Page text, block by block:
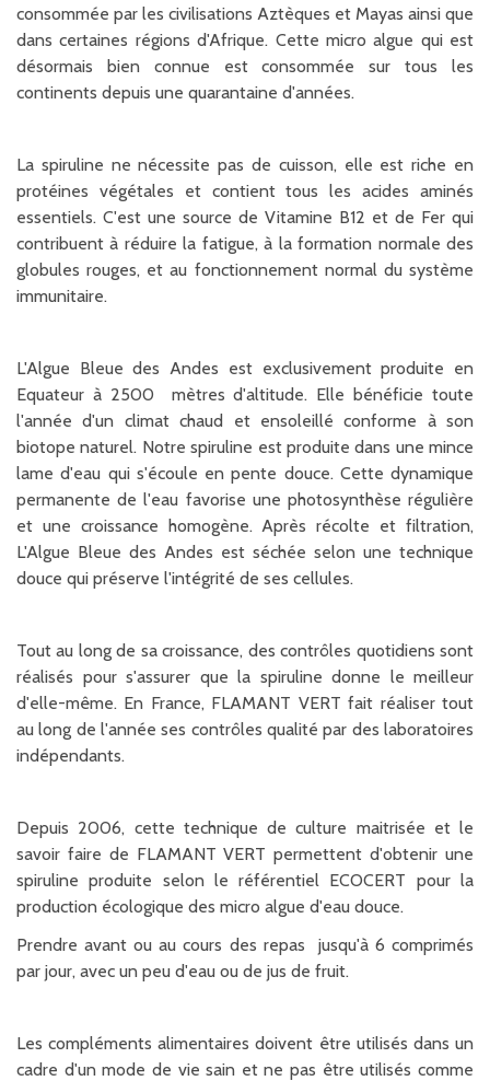
consommée par les civilisations Aztèques et Mayas ainsi que
dans certaines régions d'Afrique. Cette micro algue qui est
désormais bien connue est consommée sur tous les
continents depuis une quarantaine d'années.
La spiruline ne nécessite pas de cuisson, elle est riche en
protéines végétales et contient tous les acides aminés
essentiels. C'est une source de Vitamine B12 et de Fer qui
contribuent à réduire la fatigue, à la formation normale des
globules rouges, et au fonctionnement normal du système
immunitaire.
L'Algue Bleue des Andes est exclusivement produite en
Equateur à 2500 mètres d'altitude. Elle bénéficie toute
l'année d'un climat chaud et ensoleillé conforme à son
biotope naturel. Notre spiruline est produite dans une mince
lame d'eau qui s'écoule en pente douce. Cette dynamique
permanente de l'eau favorise une photosynthèse régulière
et une croissance homogène. Après récolte et filtration,
L'Algue Bleue des Andes est séchée selon une technique
douce qui préserve l'intégrité de ses cellules.
Tout au long de sa croissance, des contrôles quotidiens sont
réalisés pour s'assurer que la spiruline donne le meilleur
d'elle-même. En France, FLAMANT VERT fait réaliser tout
au long de l'année ses contrôles qualité par des laboratoires
indépendants.
Depuis 2006, cette technique de culture maitrisée et le
savoir faire de FLAMANT VERT permettent d'obtenir une
spiruline produite selon le référentiel ECOCERT pour la
production écologique des micro algue d'eau douce.
Prendre avant ou au cours des repas jusqu'à 6 comprimés
par jour, avec un peu d'eau ou de jus de fruit.
Les compléments alimentaires doivent être utilisés dans un
cadre d'un mode de vie sain et ne pas être utilisés comme